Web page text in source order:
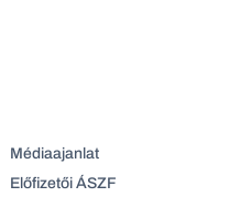
Médiaajanlat
Előfizetői ÁSZF